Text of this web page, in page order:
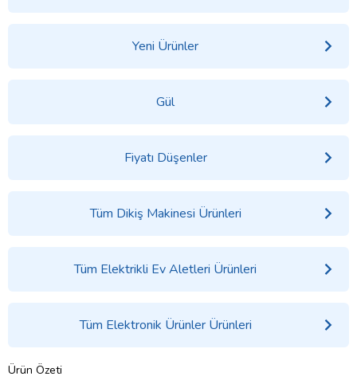
Yeni Ürünler
Gül
Fiyatı Düşenler
Tüm Dikiş Makinesi Ürünleri
Tüm Elektrikli Ev Aletleri Ürünleri
Tüm Elektronik Ürünler Ürünleri
Ürün Özeti